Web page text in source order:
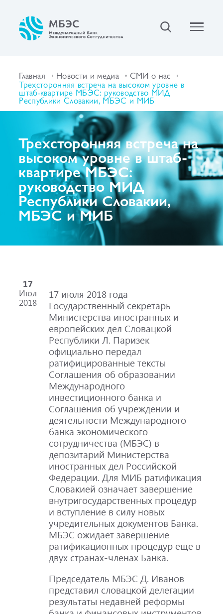
Главная Новости и медиа СМИ о нас
Трехсторонняя встреча на высоком уровне в
штаб-квартире МБЭС: руководство МИД
Республики Словакии, МБЭС и МИБ
Трехсторонняя встреча на
высоком уровне в штаб-
квартире МБЭС:
руководство МИД
Республики Словакии,
МБЭС и МИБ
17
Июл
2018
17 июля 2018 года
Государственный секретарь
Министерства иностранных и
европейских дел Словацкой
Республики Л. Паризек
официально передал
ратифицированные тексты
Соглашения об образовании
Международного
инвестиционного банка и
Соглашения об учреждении и
деятельности Международного
банка экономического
сотрудничества (МБЭС) в
депозитарий Министерства
иностранных дел Российской
Федерации. Для МИБ ратификация
Словакией означает завершение
внутригосударственных процедур
и вступление в силу новых
учредительных документов Банка.
МБЭС ожидает завершение
ратификационных процедур еще в
двух странах-членах Банка.
Председатель МБЭС Д. Иванов
представил словацкой делегации
результаты недавней реформы